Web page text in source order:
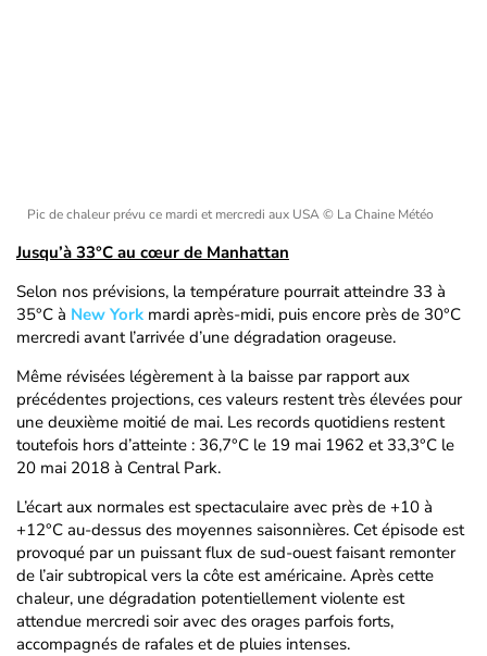
Pic de chaleur prévu ce mardi et mercredi aux USA© La Chaine Météo
Jusqu’à 33°C au cœur de Manhattan
Selon nos prévisions, la température pourrait atteindre 33 à
35°C à New York mardi après-midi, puis encore près de 30°C
mercredi avant l’arrivée d’une dégradation orageuse.
Même révisées légèrement à la baisse par rapport aux
précédentes projections, ces valeurs restent très élevées pour
une deuxième moitié de mai. Les records quotidiens restent
toutefois hors d’atteinte : 36,7°C le 19 mai 1962 et 33,3°C le
20 mai 2018 à Central Park.
L’écart aux normales est spectaculaire avec près de +10 à
+12°C au-dessus des moyennes saisonnières. Cet épisode est
provoqué par un puissant flux de sud-ouest faisant remonter
de l’air subtropical vers la côte est américaine. Après cette
chaleur, une dégradation potentiellement violente est
attendue mercredi soir avec des orages parfois forts,
accompagnés de rafales et de pluies intenses.